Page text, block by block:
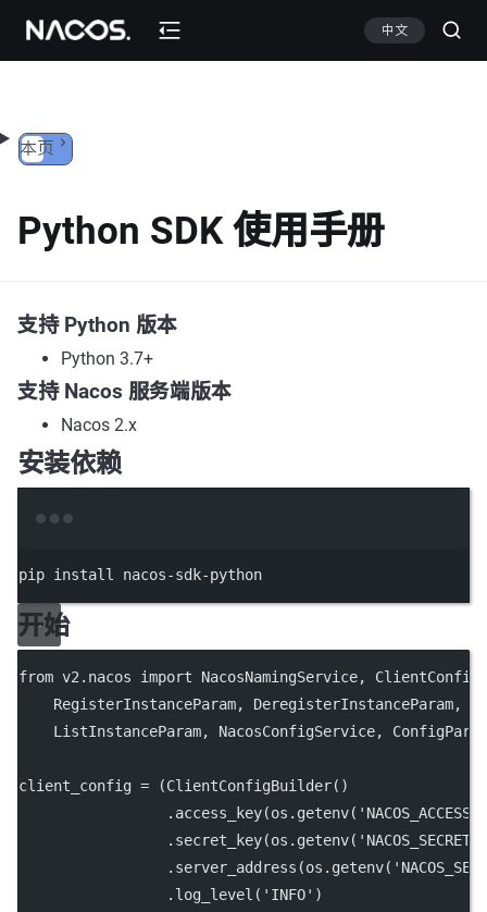
跳转到内容 中文
本页
Python SDK 使用手册
支持 Python 版本
Python 3.7+
支持 Nacos 服务端版本
Nacos 2.x
安装依赖
pip install nacos-sdk-python
开始
from v2.nacos import NacosNamingService,
RegisterInstanceParam, DeregisterInstanceParam,
    ListInstanceParam, NacosConfigService, ConfigParam
client_config = (ClientConfigBuilder()
                 .access_key(os.getenv(
                 .secret_key(os.getenv(
                 .server_address(os.getenv(
                 .log_level(
'INFO' )